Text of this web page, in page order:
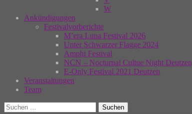
W
Ankündigungen
Festivalvorberichte
M’era Luna Festival 2026
Unter Schwarzer Flagge 2024
Amphi Festival
NCN – Nocturnal Cultue Night Deutzen
E-Only Festival 2021 Deutzen
Veranstaltungen
Team
Suchen